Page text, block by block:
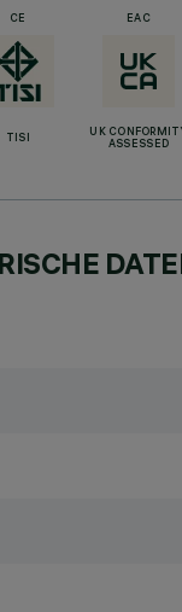
CE EAC
TISI
UK
ASSESSED